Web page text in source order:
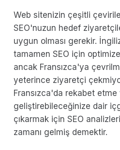
Web sitenizin çeşitli
SEO'nuzun hedef
uygun olması gerekir.
tamamen SEO için
ancak Fransızca'ya
yeterince ziyaretçi
Fransızca'da rekabet etme
geliştirebileceğinize dair
çıkarmak için SEO
zamanı gelmiş demektir.